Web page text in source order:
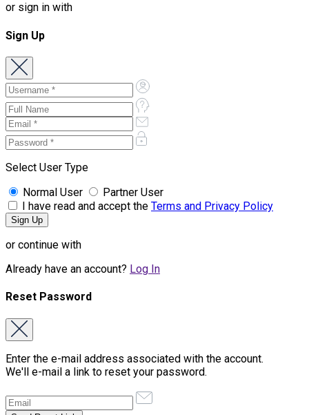
or sign in with
Sign Up
Select User Type
Normal User
Partner User
I have read and accept the Terms and Privacy Policy
or continue with
Already have an account? Log In
Reset Password
Enter the e-mail address associated with the account.
We'll e-mail a link to reset your password.